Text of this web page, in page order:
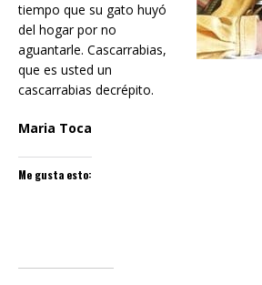
tiempo que su gato huyó
del hogar por no
aguantarle. Cascarrabias,
que es usted un
cascarrabias decrépito.
Maria Toca
Me gusta esto: